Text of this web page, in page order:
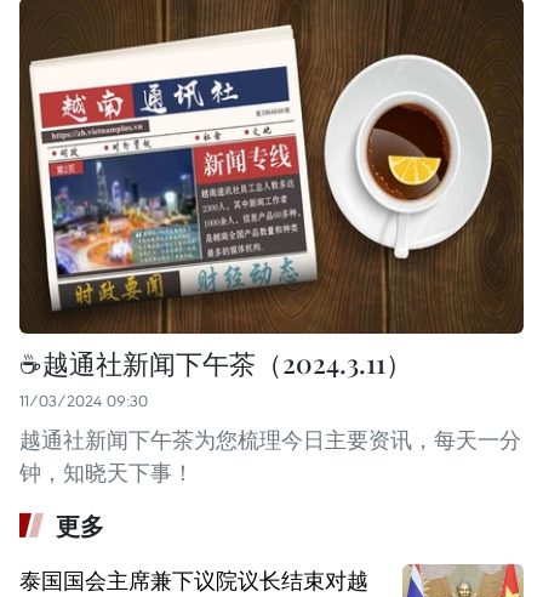
☕️越通社新闻下午茶（2024.3.11）
11/03/2024 09:30
越通社新闻下午茶为您梳理今日主要资讯，每天一分
钟，知晓天下事！
更多
泰国国会主席兼下议院议长结束对越